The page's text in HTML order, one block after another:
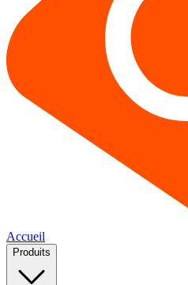
Accueil
Produits